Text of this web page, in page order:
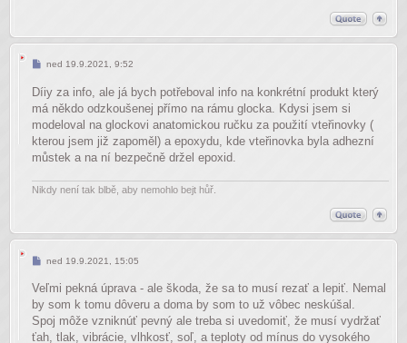
Příspěvek
ned 19.9.2021, 9:52
Díiy za info, ale já bych potřeboval info na konkrétní produkt který
má někdo odzkoušenej přímo na rámu glocka. Kdysi jsem si
modeloval na glockovi anatomickou ručku za použití vteřinovky (
kterou jsem již zapoměl) a epoxydu, kde vteřinovka byla adhezní
můstek a na ní bezpečně držel epoxid.
Nikdy není tak blbě, aby nemohlo bejt hůř.
Příspěvek
ned 19.9.2021, 15:05
Veľmi pekná úprava - ale škoda, že sa to musí rezať a lepiť. Nemal
by som k tomu dôveru a doma by som to už vôbec neskúšal.
Spoj môže vzniknúť pevný ale treba si uvedomiť, že musí vydržať
ťah, tlak, vibrácie, vlhkosť, soľ, a teploty od mínus do vysokého